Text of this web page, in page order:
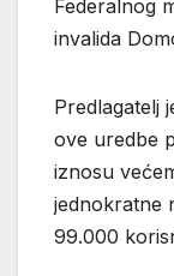
Federalnog
invalida
Predlagatelj
ove uredbe
iznosu
jednokratne
99.000